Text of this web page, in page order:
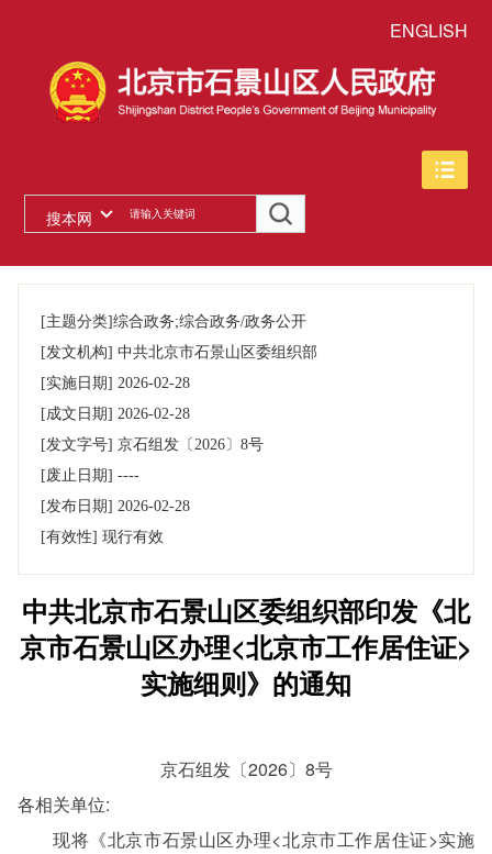
ENGLISH
搜本网
[主题分类]综合政务;综合政务/政务公开
[发文机构] 中共北京市石景山区委组织部
[实施日期] 2026-02-28
[成文日期] 2026-02-28
[发文字号] 京石组发〔2026〕8号
[废止日期] ----
[发布日期] 2026-02-28
[有效性] 现行有效
中共北京市石景山区委组织部印发《北
京市石景山区办理<北京市工作居住证>
实施细则》的通知
京石组发〔2026〕8号
各相关单位:
现将《北京市石景山区办理<北京市工作居住证>实施